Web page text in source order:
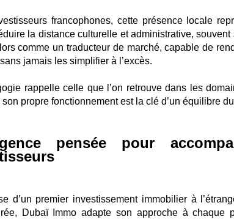
francophones, cette présence locale
la distance culturelle et administrative,
comme un traducteur de marché, capable de
jamais les simplifier à l’excès.
rappelle celle que l’on retrouve dans les
propre fonctionnement est la clé d’un équilibre
pensée pour
d’un premier investissement immobilier à
Dubaï Immo adapte son approche à chaque